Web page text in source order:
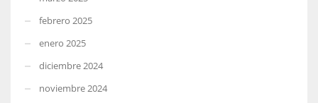
febrero 2025
enero 2025
diciembre 2024
noviembre 2024